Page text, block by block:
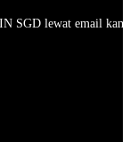
SGD lewat email